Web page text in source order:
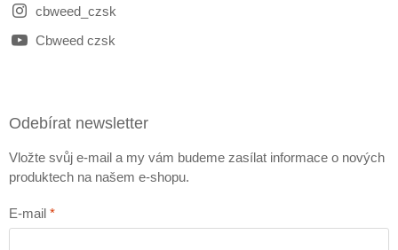
cbweed_czsk
Cbweed czsk
Odebírat newsletter
Vložte svůj e-mail a my vám budeme zasílat informace o nových
produktech na našem e-shopu.
E-mail